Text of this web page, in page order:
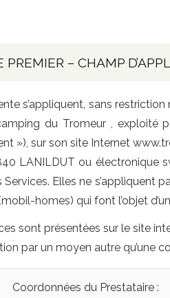
PREMIER – CHAMP
s’appliquent, sans
du Tromeur , exploité
»), sur son site Internet
LANILDUT ou électronique
Elles ne s’appliquent
homes) qui font l’objet
sont présentées sur le site
par un moyen autre qu’une
Coordonnées du Prestataire :